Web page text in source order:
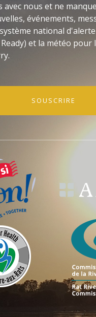
avec nous et ne
événements,
national
et la météo pour
SOUSCRIRE